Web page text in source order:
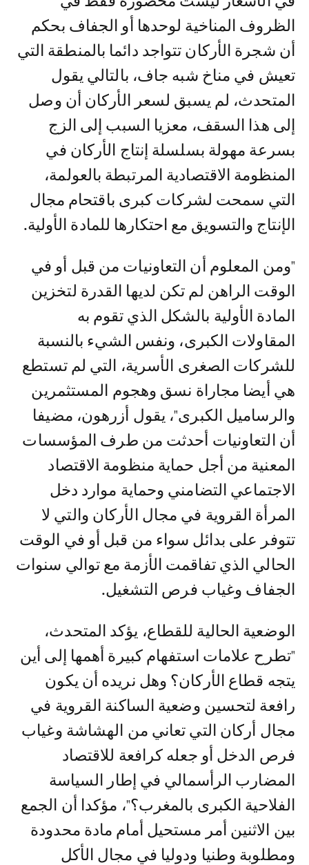
الظروف المناخية لوحدها أو الجفاف بحكم
أن شجرة الأركان تتواجد دائما بالمنطقة التي
تعيش في مناخ شبه جاف، بالتالي يقول
المتحدث، لم يسبق لسعر الأركان أن وصل
إلى هذا السقف، معزيا السبب إلى الزج
بسرعة مهولة بسلسلة إنتاج الأركان في
المنظومة الاقتصادية المرتبطة بالعولمة،
التي سمحت لشركات كبرى باقتحام مجال
الإنتاج والتسويق مع احتكارها للمادة الأولية.
"ومن المعلوم أن التعاونيات من قبل أو في
الوقت الراهن لم تكن لديها القدرة لتخزين
المادة الأولية بالشكل الذي تقوم به
المقاولات الكبرى، ونفس الشيء بالنسبة
للشركات الصغرى الأسرية، التي لم تستطع
هي أيضا مجاراة نسق وهجوم المستثمرين
والرساميل الكبرى"، يقول أزرهون، مضيفا
أن التعاونيات أحدثت من طرف المؤسسات
المعنية من أجل حماية منظومة الاقتصاد
الاجتماعي التضامني وحماية موارد دخل
المرأة القروية في مجال الأركان والتي لا
تتوفر على بدائل سواء من قبل أو في الوقت
الحالي الذي تفاقمت الأزمة مع توالي سنوات
الجفاف وغياب فرص التشغيل.
الوضعية الحالية للقطاع، يؤكد المتحدث،
"تطرح علامات استفهام كبيرة أهمها إلى أين
يتجه قطاع الأركان؟ وهل نريده أن يكون
رافعة لتحسين وضعية الساكنة القروية في
مجال أركان التي تعاني من الهشاشة وغياب
فرص الدخل أو جعله كرافعة للاقتصاد
المضارب الرأسمالي في إطار السياسة
الفلاحية الكبرى بالمغرب؟"، مؤكدا أن الجمع
بين الاثنين أمر مستحيل أمام مادة محدودة
ومطلوبة وطنيا ودوليا في مجال الأكل